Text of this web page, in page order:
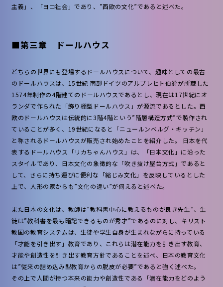
主義」、「ヨコ社会」であり、”西欧の文化”であると述べた。
■第三章 ドールハウス
どちらの世界にも登場するドールハウスについて、趣味としての最古
のドールハウスは、15世紀 南部ドイツのアルブレヒト伯爵が所蔵した
1574年制作の4階建てのドールハウスであるとし、現在は17世紀にオ
ランダで作られた「飾り棚型ドールハウス」が源流であるとした。西
欧のドールハウスは伝統的に3階4階という”階層構造方式”で製作され
ていることが多く、19世紀になると「ニュールンベルグ・キッチン」
と称されるドールハウスが販売され始めたことを紹介した。 日本を代
表するドールハウス「リカちゃんハウス」は、「日本文化」に沿った
スタイルであり、日本文化の象徴的な「吹き抜け屋台方式」であると
して、さらに持ち運びに便利な「縮じみ文化」を反映しているとした
上で、人形の家からも”文化の違い”が伺えると述べた。
また日本の文化は、教師は”教科書中心に教えるものが良き先生”、生
徒は”教科書を最も暗記できるものが秀才”であるのに対し、キリスト
教国の教育システムは、生徒や学生自身が生まれながらに持っている
「才能を引き出す」教育であり、これらは潜在能力を引き出す教育、
才能や創造性を引き出す教育方針であることを述べ、日本の教育文化
は”従来の詰め込み型教育からの脱皮が必要”であると強く述べた。
その上で人間が持つ本来の能力や創造性である「潜在能力をどのよう